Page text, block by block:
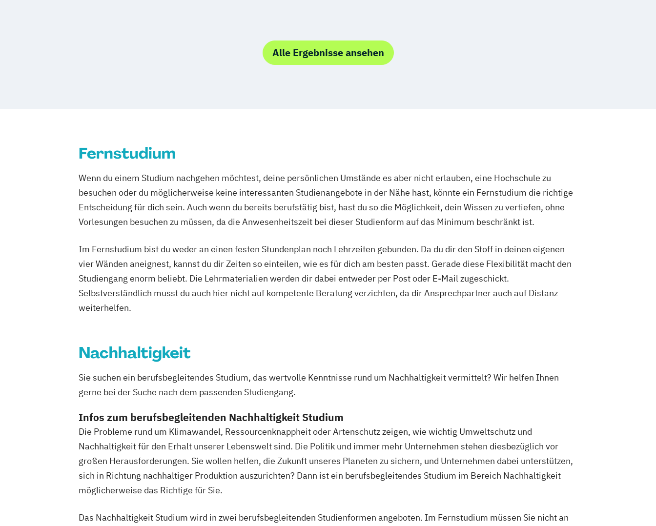
Alle Ergebnisse ansehen
Fernstudium
Wenn du einem Studium nachgehen möchtest, deine persönlichen Umstände es aber nicht erlauben, eine Hochschule zu
besuchen oder du möglicherweise keine interessanten Studienangebote in der Nähe hast, könnte ein Fernstudium die richtige
Entscheidung für dich sein. Auch wenn du bereits berufstätig bist, hast du so die Möglichkeit, dein Wissen zu vertiefen, ohne
Vorlesungen besuchen zu müssen, da die Anwesenheitszeit bei dieser Studienform auf das Minimum beschränkt ist.
Im Fernstudium bist du weder an einen festen Stundenplan noch Lehrzeiten gebunden. Da du dir den Stoff in deinen eigenen
vier Wänden aneignest, kannst du dir Zeiten so einteilen, wie es für dich am besten passt. Gerade diese Flexibilität macht den
Studiengang enorm beliebt. Die Lehrmaterialien werden dir dabei entweder per Post oder E-Mail zugeschickt.
Selbstverständlich musst du auch hier nicht auf kompetente Beratung verzichten, da dir Ansprechpartner auch auf Distanz
weiterhelfen.
Nachhaltigkeit
Sie suchen ein berufsbegleitendes Studium, das wertvolle Kenntnisse rund um Nachhaltigkeit vermittelt? Wir helfen Ihnen
gerne bei der Suche nach dem passenden Studiengang.
Infos zum berufsbegleitenden Nachhaltigkeit Studium
Die Probleme rund um Klimawandel, Ressourcenknappheit oder Artenschutz zeigen, wie wichtig Umweltschutz und
Nachhaltigkeit für den Erhalt unserer Lebenswelt sind. Die Politik und immer mehr Unternehmen stehen diesbezüglich vor
großen Herausforderungen. Sie wollen helfen, die Zukunft unseres Planeten zu sichern, und Unternehmen dabei unterstützen,
sich in Richtung nachhaltiger Produktion auszurichten? Dann ist ein berufsbegleitendes Studium im Bereich Nachhaltigkeit
möglicherweise das Richtige für Sie.
Das Nachhaltigkeit Studium wird in zwei berufsbegleitenden Studienformen angeboten. Im Fernstudium müssen Sie nicht an